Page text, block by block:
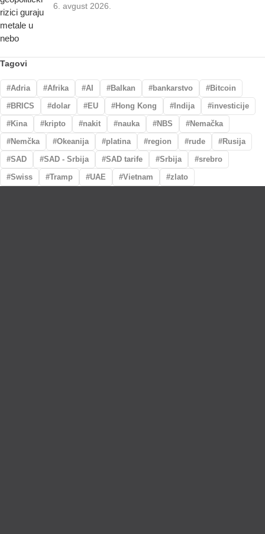
6. avgust 2026.
Tagovi
Adria Afrika AI Balkan bankarstvo
Bitcoin
BRICS
dolar EU Hong Kong Indija
investicije
Kina
kripto nakit nauka NBS
Nemačka
Nemčka
Okeanija platina region rude
Rusija
SAD
SAD - Srbija SAD tarife Srbija
srebro
Swiss
Tramp UAE Vietnam zlato